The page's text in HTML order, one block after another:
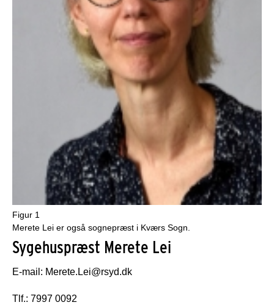
Figur 1
Merete Lei er også sognepræst i Kværs Sogn.
Sygehuspræst Merete Lei
E-mail: Merete.Lei@rsyd.dk
Tlf.: 7997 0092